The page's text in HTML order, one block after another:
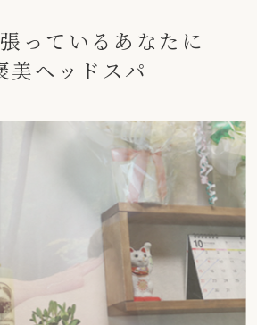
っているあなたに
美ヘッドスパ